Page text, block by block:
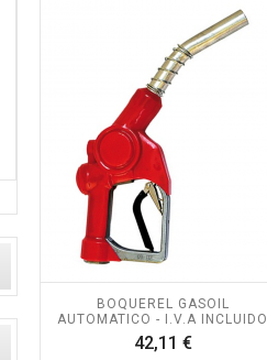
BOQUEREL GASOIL
AUTOMATICO - I.V.A INCLUIDO
42,11 €Precio